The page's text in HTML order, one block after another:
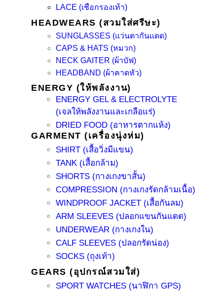
LACE (เชือกรองเท้า)
HEADWEARS (สวมใส่ศรีษะ)
SUNGLASSES (แว่นตากันแดด)
CAPS & HATS (หมวก)
NECK GAITER (ผ้าบัฟ)
HEADBAND (ผ้าคาดหัว)
ENERGY (ให้พลังงาน)
ENERGY GEL & ELECTROLYTE
(เจลให้พลังงานและเกลือแร่)
DRIED FOOD (อาหารตากแห้ง)
GARMENT (เครื่องนุ่งห่ม)
SHIRT (เสื้อวิ่งมีแขน)
TANK (เสื้อกล้าม)
SHORTS (กางเกงขาสั้น)
COMPRESSION (กางเกงรัดกล้ามเนื้อ)
WINDPROOF JACKET (เสื้อกันลม)
ARM SLEEVES (ปลอกแขนกันแดด)
UNDERWEAR (กางเกงใน)
CALF SLEEVES (ปลอกรัดน่อง)
SOCKS (ถุงเท้า)
GEARS (อุปกรณ์สวมใส่)
SPORT WATCHES (นาฬิกา GPS)